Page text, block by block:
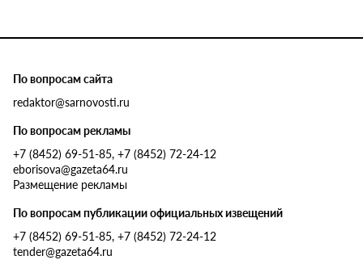
По вопросам сайта
redaktor@sarnovosti.ru
По вопросам рекламы
+7 (8452) 69-51-85, +7 (8452) 72-24-12
eborisova@gazeta64.ru
Размещение рекламы
По вопросам публикации официальных извещений
+7 (8452) 69-51-85, +7 (8452) 72-24-12
tender@gazeta64.ru